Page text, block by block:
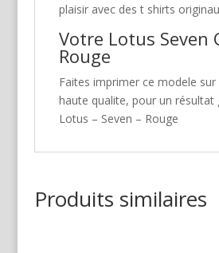
plaisir avec des t shirts
Votre Lotus Seven
Rouge
Faites imprimer ce modele sur
haute qualite, pour un résultat
Lotus – Seven – Rouge
Produits similaires